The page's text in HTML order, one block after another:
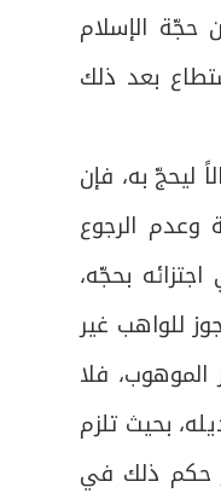
حجّة الإسلام
بعد ذلك
ليحجّ به، فإن
وعدم الرجوع
بحجّه،
للواهب غير
الموهوب، فلا
بحيث تلزم
حكم ذلك في
وواجباته
في السعي
شكل مباحث
التَّمتُّع فيه فرع